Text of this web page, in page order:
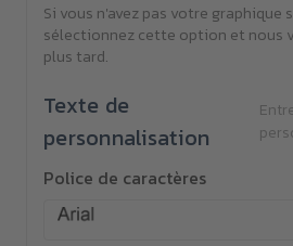
Si vous n'avez pas votre graphique
sélectionnez cette option et nous
plus tard.
Texte de
personnalisation
Police de caractères